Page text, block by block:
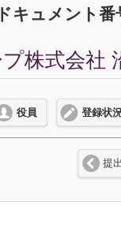
キュメント
株式会社
役員 登録状
提